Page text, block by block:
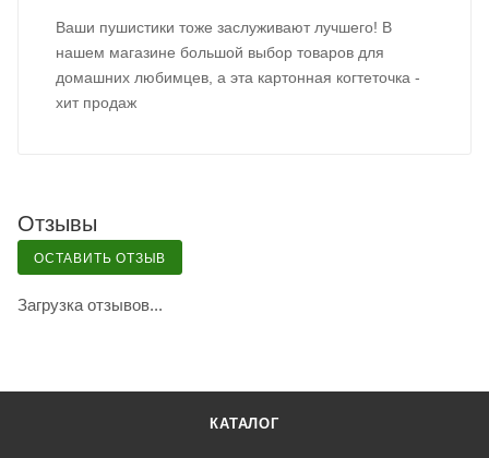
Ваши пушистики тоже заслуживают лучшего! В
нашем магазине большой выбор товаров для
домашних любимцев, а эта картонная когтеточка -
хит продаж
Отзывы
ОСТАВИТЬ ОТЗЫВ
Загрузка отзывов...
КАТАЛОГ